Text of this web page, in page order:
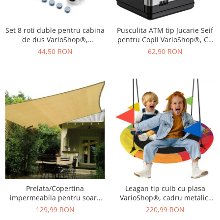
Set 8 roti duble pentru cabina
de dus VarioShop®,
universale, rulmenti tip easy
44,50 RON
Pusculita ATM tip Jucarie Seif
pentru Copii VarioShop®, Cu
lumina si Sunet, Deschidere
62,90 RON
Prelata/Copertina
impermeabila pentru soare
VarioShop®, cu protectie UV,
129,99 RON
Leagan tip cuib cu plasa
VarioShop®, cadru metalic,
rezistent la conditiile
220,99 RON